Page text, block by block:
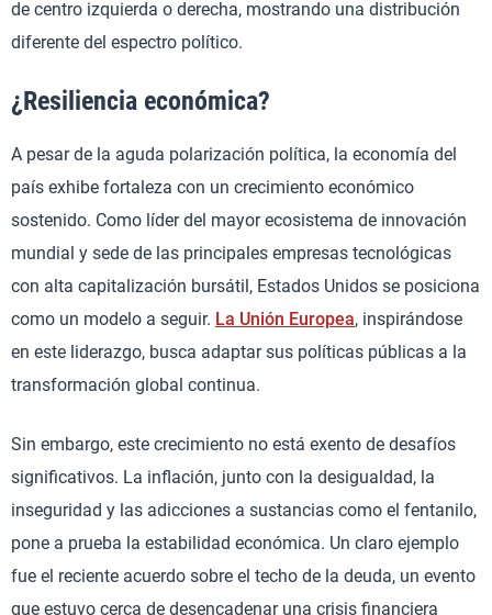
de centro izquierda o derecha, mostrando una distribución
diferente del espectro político.
¿Resiliencia económica?
A pesar de la aguda polarización política, la economía del
país exhibe fortaleza con un crecimiento económico
sostenido. Como líder del mayor ecosistema de innovación
mundial y sede de las principales empresas tecnológicas
con alta capitalización bursátil, Estados Unidos se posiciona
como un modelo a seguir. La Unión Europea, inspirándose
en este liderazgo, busca adaptar sus políticas públicas a la
transformación global continua.
Sin embargo, este crecimiento no está exento de desafíos
significativos. La inflación, junto con la desigualdad, la
inseguridad y las adicciones a sustancias como el fentanilo,
pone a prueba la estabilidad económica. Un claro ejemplo
fue el reciente acuerdo sobre el techo de la deuda, un evento
que estuvo cerca de desencadenar una crisis financiera